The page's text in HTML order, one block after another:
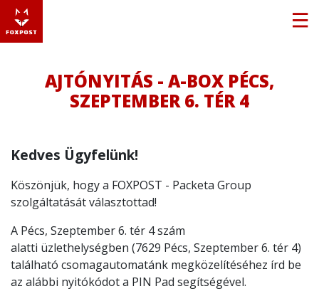
AJTÓNYITÁS - A-BOX PÉCS,
SZEPTEMBER 6. TÉR 4
Kedves Ügyfelünk!
Köszönjük, hogy a FOXPOST - Packeta Group
szolgáltatását választottad!
A Pécs, Szeptember 6. tér 4 szám
alatti üzlethelységben (7629 Pécs, Szeptember 6. tér 4)
található csomagautomatánk megközelítéséhez írd be
az alábbi nyitókódot a PIN Pad segítségével.